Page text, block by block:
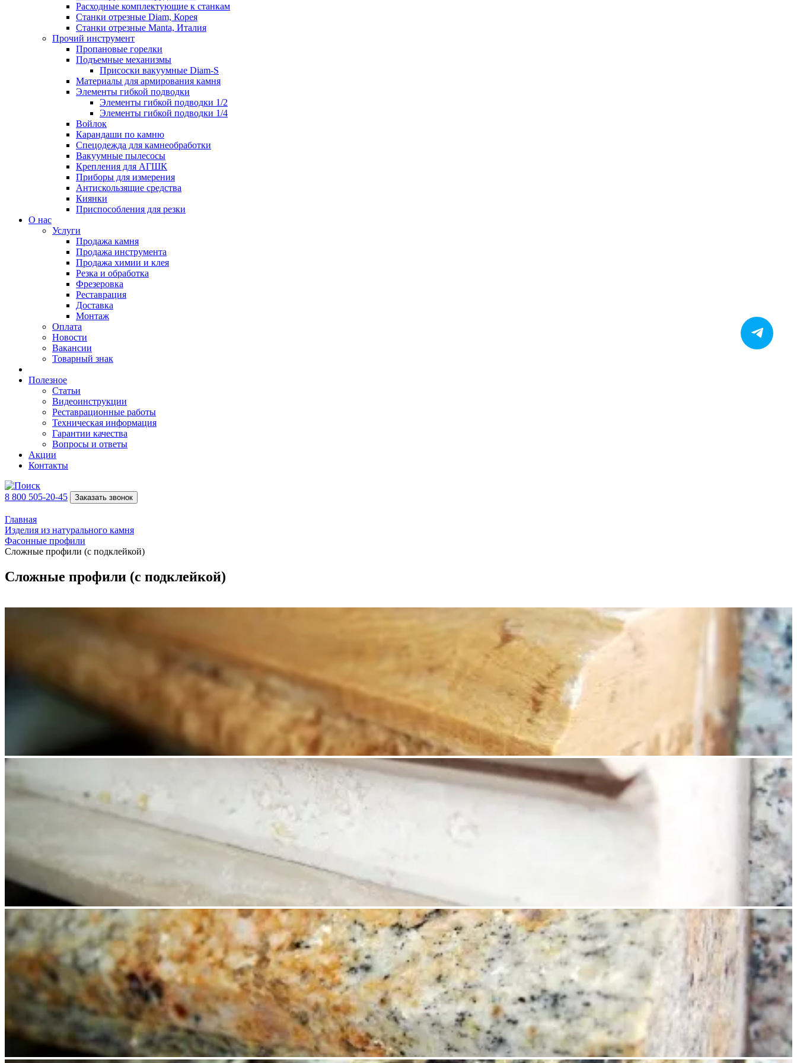
Расходные комплектующие к станкам
Станки отрезные Diam, Корея
Станки отрезные Manta, Италия
Прочий инструмент
Пропановые горелки
Подъeмные механизмы
Присоски вакуумные Diam-S
Материалы для армирования камня
Элементы гибкой подводки
Элементы гибкой подводки 1/2
Элементы гибкой подводки 1/4
Войлок
Карандаши по камню
Спецодежда для камнеобработки
Вакуумные пылесосы
Крепления для АГШК
Приборы для измерения
Антискользящие средства
Киянки
Приспособления для резки
О нас
Услуги
Продажа камня
Продажа инструмента
Продажа химии и клея
Резка и обработка
Фрезеровка
Реставрация
Доставка
Монтаж
Оплата
Новости
Вакансии
Товарный знак
Полезное
Статьи
Видеоинструкции
Реставрационные работы
Техническая информация
Гарантии качества
Вопросы и ответы
Акции
Контакты
8 800 505-20-45 Заказать звонок
Главная
Изделия из натурального камня
Фасонные профили
Сложные профили (с подклейкой)
Сложные профили (с подклейкой)